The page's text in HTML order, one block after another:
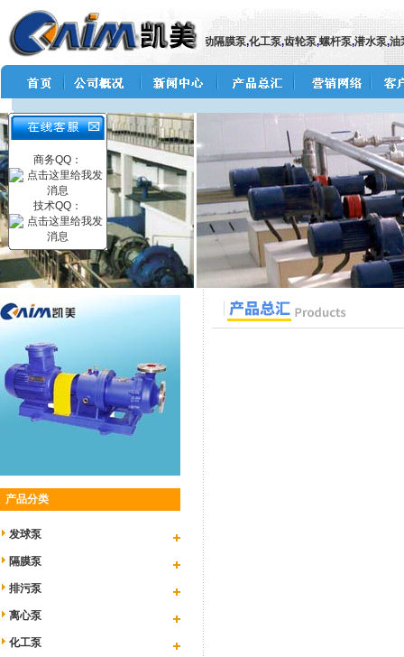
,污水泵,自吸泵, 隔膜泵,气动隔膜泵,电动隔膜泵,化工泵,齿轮泵,螺杆泵,潜水泵,油泵,
产品分类
发球泵
隔膜泵
排污泵
离心泵
化工泵
商务QQ：
技术QQ：